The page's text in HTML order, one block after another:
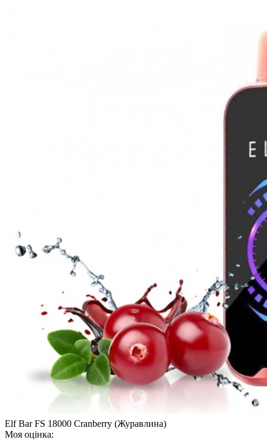
Elf Bar FS 18000 Cranberry (Журавлина)
Моя оцінка: